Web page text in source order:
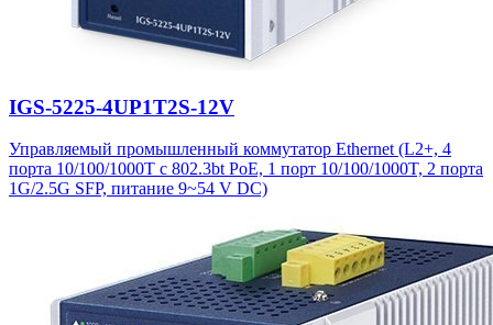
IGS-5225-4UP1T2S-12V
Управляемый промышленный коммутатор Ethernet (L2+, 4
порта 10/100/1000T с 802.3bt PoE, 1 порт 10/100/1000T, 2 порта
1G/2.5G SFP, питание 9~54 V DC)